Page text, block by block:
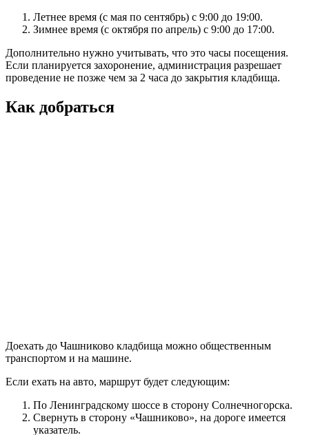
Летнее время (с мая по сентябрь) с 9:00 до 19:00.
Зимнее время (с октября по апрель) с 9:00 до 17:00.
Дополнительно нужно учитывать, что это часы посещения.
Если планируется захоронение, администрация разрешает
проведение не позже чем за 2 часа до закрытия кладбища.
Как добраться
Доехать до Чашниково кладбища можно общественным
транспортом и на машине.
Если ехать на авто, маршрут будет следующим:
По Ленинградскому шоссе в сторону Солнечногорска.
Свернуть в сторону «Чашниково», на дороге имеется
указатель.